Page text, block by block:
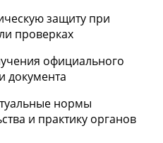
защиту при
проверках
официального
документа
нормы
и практику органов